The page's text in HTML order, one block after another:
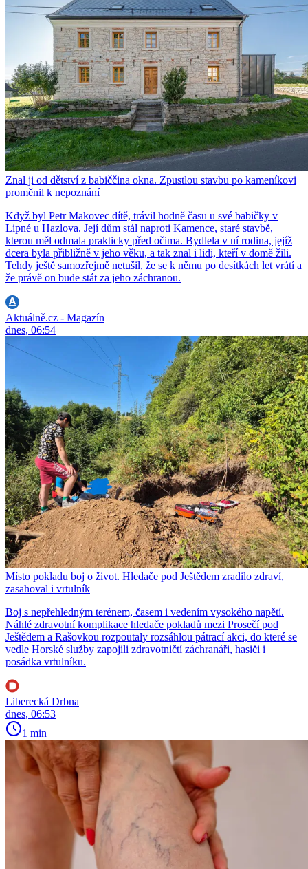
Znal ji od dětství z babiččina okna. Zpustlou stavbu po kameníkovi
proměnil k nepoznání
Když byl Petr Makovec dítě, trávil hodně času u své babičky v
Lipné u Hazlova. Její dům stál naproti Kamence, staré stavbě,
kterou měl odmala prakticky před očima. Bydlela v ní rodina, jejíž
dcera byla přibližně v jeho věku, a tak znal i lidi, kteří v domě žili.
Tehdy ještě samozřejmě netušil, že se k němu po desítkách let vrátí a
že právě on bude stát za jeho záchranou.
Aktuálně.cz - Magazín
dnes, 06:54
Místo pokladu boj o život. Hledače pod Ještědem zradilo zdraví,
zasahoval i vrtulník
Boj s nepřehledným terénem, časem i vedením vysokého napětí.
Náhlé zdravotní komplikace hledače pokladů mezi Prosečí pod
Ještědem a Rašovkou rozpoutaly rozsáhlou pátrací akci, do které se
vedle Horské služby zapojili zdravotničtí záchranáři, hasiči i
posádka vrtulníku.
Liberecká Drbna
dnes, 06:53
1 min